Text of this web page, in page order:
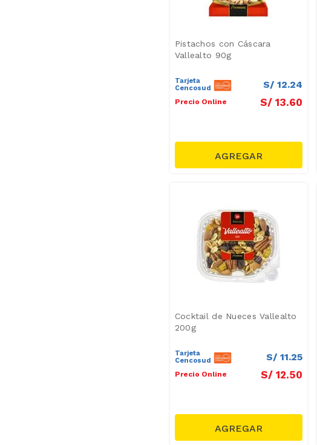
Pistachos con Cáscara
Vallealto 90g
Tarjeta
Cencosud
S/ 12.24
Precio Online S/ 13.60
Cocktail de Nueces Vallealto
200g
Tarjeta
Cencosud
S/ 11.25
Precio Online S/ 12.50